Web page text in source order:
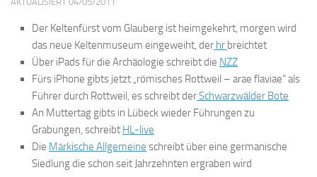
Der Keltenfürst vom Glauberg ist heimgekehrt, morgen wird
das neue Keltenmuseum eingeweiht, der hr breichtet
Über iPads für die Archäologie schreibt die NZZ
Fürs iPhone gibts jetzt „römisches Rottweil – arae flaviae“ als
Führer durch Rottweil, es schreibt derSchwarzwälder Bote
An Muttertag gibts in Lübeck wieder Führungen zu
Grabungen, schreibt HL-live
Die Märkische Allgemeine schreibt über eine germanische
Siedlung die schon seit Jahrzehnten ergraben wird